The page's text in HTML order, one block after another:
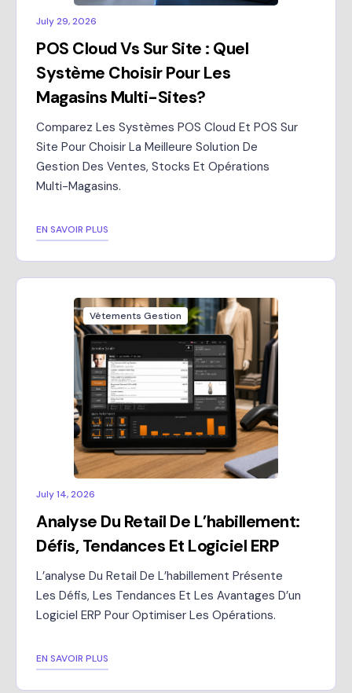
July 29, 2026
POS Cloud Vs Sur Site : Quel
Système Choisir Pour Les
Magasins Multi-Sites?
Comparez Les Systèmes POS Cloud Et POS Sur
Site Pour Choisir La Meilleure Solution De
Gestion Des Ventes, Stocks Et Opérations
Multi-Magasins.
EN SAVOIR PLUS
Vêtements Gestion
July 14, 2026
Analyse Du Retail De L’habillement:
Défis, Tendances Et Logiciel ERP
L’analyse Du Retail De L’habillement Présente
Les Défis, Les Tendances Et Les Avantages D’un
Logiciel ERP Pour Optimiser Les Opérations.
EN SAVOIR PLUS